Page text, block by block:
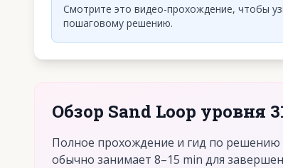
Смотрите это видео-прохождение, чтобы
пошаговому решению.
Обзор Sand Loop уровня
Полное прохождение и гид по решению
обычно занимает 8–15 min для